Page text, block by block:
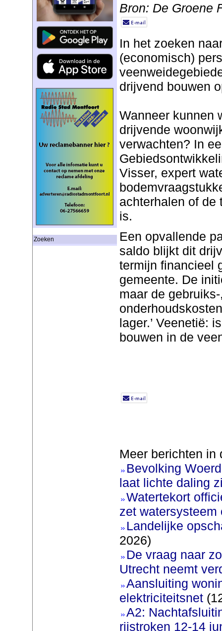
Zoeken
Bron: De Groene
In het zoeken
(economisch)
drijvend bouwen
Wanneer kunnen
drijvende
verwachten? In
Visser, expert
achterhalen of de
is.
Een opvallende
saldo blijkt dit
termijn financieel
gemeente. De
maar de
lager.’ Veenetië:
bouwen in de
Meer berichten in
Bevolking
laat lichte daling
Watertekort
zet watersysteem
Landelijke
2026)
De vraag naar
Utrecht neemt
Aansluiting
elektriciteitsnet
A2:
rijstroken 12-14